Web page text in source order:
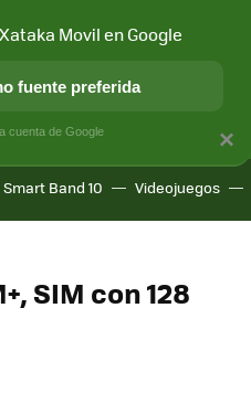
APLICACIONES
Band 10 Videojuegos
SIM con 128
×
Movil en Google
fuente preferida
cuenta de Google